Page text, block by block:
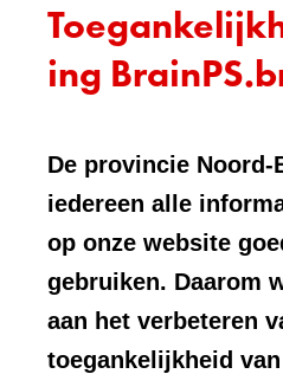
ing
De provincie
iedereen alle
op onze website
gebruiken. Daarom
aan het verbeteren
toegankelijkheid